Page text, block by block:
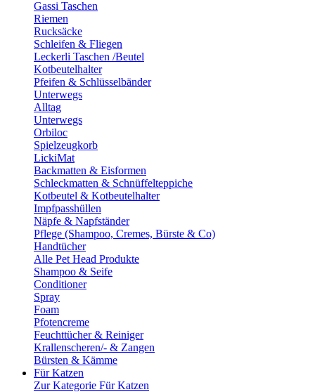
Gassi Taschen
Riemen
Rucksäcke
Schleifen & Fliegen
Leckerli Taschen /Beutel
Kotbeutelhalter
Pfeifen & Schlüsselbänder
Unterwegs
Alltag
Unterwegs
Orbiloc
Spielzeugkorb
LickiMat
Backmatten & Eisformen
Schleckmatten & Schnüffelteppiche
Kotbeutel & Kotbeutelhalter
Impfpasshüllen
Näpfe & Napfständer
Pflege (Shampoo, Cremes, Bürste & Co)
Handtücher
Alle Pet Head Produkte
Shampoo & Seife
Conditioner
Spray
Foam
Pfotencreme
Feuchttücher & Reiniger
Krallenscheren/- & Zangen
Bürsten & Kämme
Für Katzen
Zur Kategorie Für Katzen